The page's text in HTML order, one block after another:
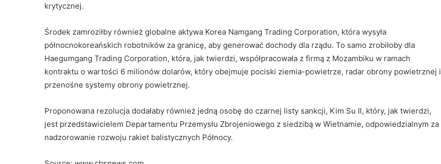
krytycznej.
Środek zamroziłby również globalne aktywa Korea Namgang Trading Corporation, która wysyła
północnokoreańskich robotników za granicę, aby generować dochody dla rządu. To samo zrobiłoby dla
Haegumgang Trading Corporation, która, jak twierdzi, współpracowała z firmą z Mozambiku w ramach
kontraktu o wartości 6 milionów dolarów, który obejmuje pociski ziemia-powietrze, radar obrony powietrznej i
przenośne systemy obrony powietrznej.
Proponowana rezolucja dodałaby również jedną osobę do czarnej listy sankcji, Kim Su Il, który, jak twierdzi,
jest przedstawicielem Departamentu Przemysłu Zbrojeniowego z siedzibą w Wietnamie, odpowiedzialnym za
nadzorowanie rozwoju rakiet balistycznych Północy.